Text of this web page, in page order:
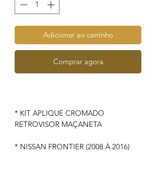
Adicionar ao carrinho
Comprar agora
* KIT APLIQUE CROMADO
RETROVISOR MAÇANETA
* NISSAN FRONTIER (2008 À 2016)